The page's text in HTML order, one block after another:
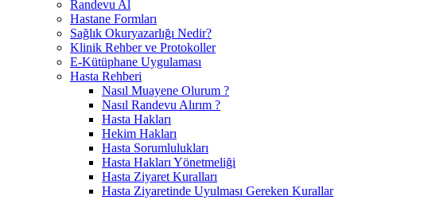
Randevu Al
Hastane Formları
Sağlık Okuryazarlığı Nedir?
Klinik Rehber ve Protokoller
E-Kütüphane Uygulaması
Hasta Rehberi
Nasıl Muayene Olurum ?
Nasıl Randevu Alırım ?
Hasta Hakları
Hekim Hakları
Hasta Sorumlulukları
Hasta Hakları Yönetmeliği
Hasta Ziyaret Kuralları
Hasta Ziyaretinde Uyulması Gereken Kurallar